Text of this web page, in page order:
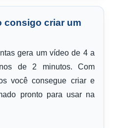
consigo criar um
gera um vídeo de 4 a
de 2 minutos. Com
você consegue criar e
pronto para usar na